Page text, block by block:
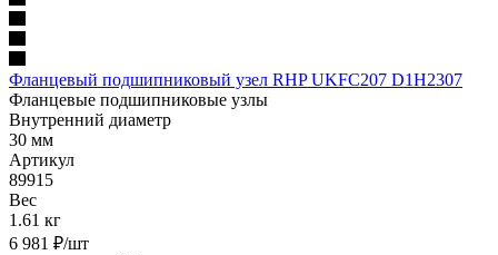
Фланцевый подшипниковый узел RHP UKFC207 D1H2307
Фланцевые подшипниковые узлы
Внутренний диаметр
30 мм
Артикул
89915
Вес
1.61 кг
6 981 ₽/шт